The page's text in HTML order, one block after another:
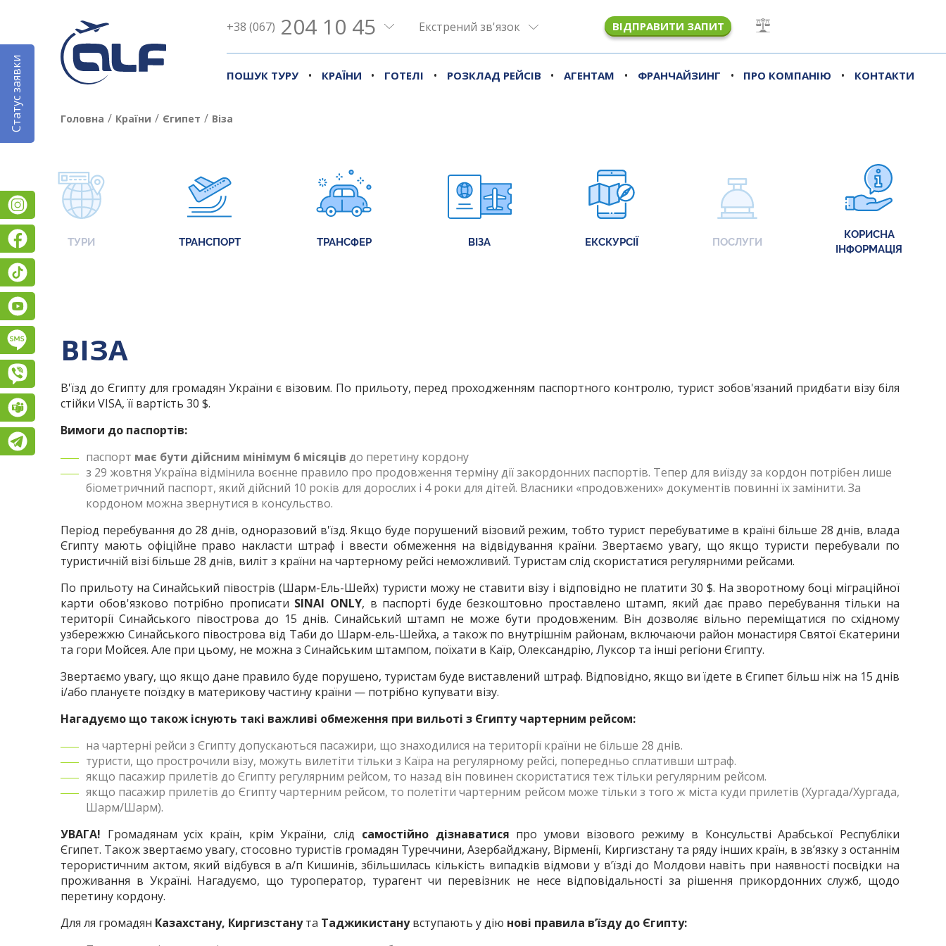
+38 (067) 204 10 45 Екстрений зв'язок ВІДПРАВИТИ ЗАПИТ
ПОШУК ТУРУ • КРАЇНИ • ГОТЕЛІ • РОЗКЛАД РЕЙСІВ • АГЕНТАМ • ФРАНЧАЙЗИНГ • ПРО КОМПАНІЮ • КОНТАКТИ
Статус заявки
Instagram
Facebook
Підписатися на SMS розсилку
Teams
Головна / Країни / Єгипет / Віза
ТУРИ ТРАНСПОРТ ТРАНСФЕР ВІЗА ЕКСКУРСІЇ ПОСЛУГИ
КОРИСНА
ІНФОРМАЦІЯ
ВІЗА
В'їзд до Єгипту для громадян України є візовим. По прильоту, перед проходженням паспортного контролю, турист зобов'язаний придбати візу біля
стійки VISA, її вартість 30 $.
Вимоги до паспортів:
паспорт має бути дійсним мінімум 6 місяців до перетину кордону
з 29 жовтня Україна відмінила воєнне правило про продовження терміну дії закордонних паспортів. Тепер для виїзду за кордон потрібен лише
біометричний паспорт, який дійсний 10 років для дорослих і 4 роки для дітей. Власники «продовжених» документів повинні їх замінити. За
кордоном можна звернутися в консульство.
Період перебування до 28 днів, одноразовий в'їзд. Якщо буде порушений візовий режим, тобто турист перебуватиме в країні більше 28 днів, влада
Єгипту мають офіційне право накласти штраф і ввести обмеження на відвідування країни. Звертаємо увагу, що якщо туристи перебували по
туристичній візі більше 28 днів, виліт з країни на чартерному рейсі неможливий. Туристам слід скористатися регулярними рейсами.
По прильоту на Синайський півострів (Шарм-Ель-Шейх) туристи можу не ставити візу і відповідно не платити 30 $. На зворотному боці міграційної
карти обов'язково потрібно прописати SINAI ONLY, в паспорті буде безкоштовно проставлено штамп, який дає право перебування тільки на
території Синайського півострова до 15 днів. Синайський штамп не може бути продовженим. Він дозволяє вільно переміщатися по східному
узбережжю Синайського півострова від Таби до Шарм-ель-Шейха, а також по внутрішнім районам, включаючи район монастиря Святої Єкатерини
та гори Мойсея. Але при цьому, не можна з Синайським штампом, поїхати в Каїр, Олександрію, Луксор та інші регіони Єгипту.
Звертаємо увагу, що якщо дане правило буде порушено, туристам буде виставлений штраф. Відповідно, якщо ви їдете в Єгипет більш ніж на 15 днів
і/або плануєте поїздку в материкову частину країни — потрібно купувати візу.
Нагадуємо що також існують такі важливі обмеження при вильоті з Єгипту чартерним рейсом:
на чартерні рейси з Єгипту допускаються пасажири, що знаходилися на території країни не більше 28 днів.
туристи, що прострочили візу, можуть вилетіти тільки з Каїра на регулярному рейсі, попередньо сплативши штраф.
якщо пасажир прилетів до Єгипту регулярним рейсом, то назад він повинен скористатися теж тільки регулярним рейсом.
якщо пасажир прилетів до Єгипту чартерним рейсом, то полетіти чартерним рейсом може тільки з того ж міста куди прилетів (Хургада/Хургада,
Шарм/Шарм).
УВАГА! Громадянам усіх країн, крім України, слід самостійно дізнаватися про умови візового режиму в Консульстві Арабської Республіки
Єгипет. Також звертаємо увагу, стосовно туристів громадян Туреччини, Азербайджану, Вірменії, Киргизстану та ряду інших країн, в зв’язку з останнім
терористичним актом, який відбувся в а/п Кишинів, збільшилась кількість випадків відмови у в’їзді до Молдови навіть при наявності посвідки на
проживання в Україні. Нагадуємо, що туроператор, турагент чи перевізник не несе відповідальності за рішення прикордонних служб, щодо
перетину кордону.
Для ля громадян Казахстану, Киргизстанута Таджикистанувступають у дію нові правила в’їзду до Єгипту: